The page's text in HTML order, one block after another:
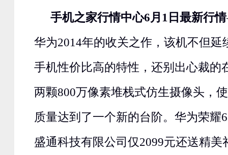
手机之家行情中心6月1日最新行情
华为2014年的收关之作，该机不但延
手机性价比高的特性，还别出心裁的
两颗800万像素堆栈式仿生摄像头，
质量达到了一个新的台阶。华为荣耀
盛通科技有限公司仅2099元还送精美